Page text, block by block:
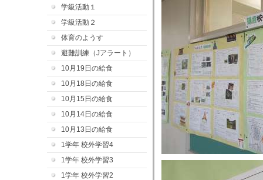
学級活動１
学級活動２
体育のようす
避難訓練（Jアラート）
10月19日の給食
10月18日の給食
10月15日の給食
10月14日の給食
10月13日の給食
1学年 校外学習4
1学年 校外学習3
1学年 校外学習2